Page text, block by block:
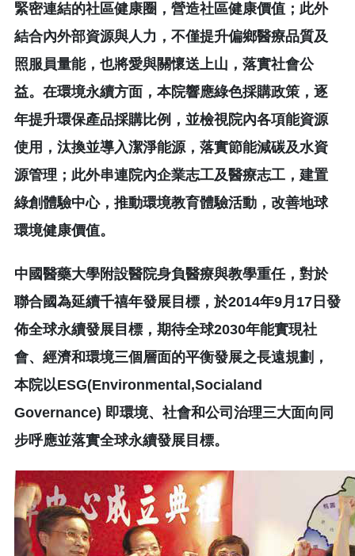
緊密連結的社區健康圈，營造社區健康價值；此外
結合內外部資源與人力，不僅提升偏鄉醫療品質及
照服員量能，也將愛與關懷送上山，落實社會公
益。在環境永續方面，本院響應綠色採購政策，逐
年提升環保產品採購比例，並檢視院內各項能資源
使用，汰換並導入潔淨能源，落實節能減碳及水資
源管理；此外串連院內企業志工及醫療志工，建置
綠創體驗中心，推動環境教育體驗活動，改善地球
環境健康價值。
中國醫藥大學附設醫院身負醫療與教學重任，對於
聯合國為延續千禧年發展目標，於2014年9月17日發
佈全球永續發展目標，期待全球2030年能實現社
會、經濟和環境三個層面的平衡發展之長遠規劃，
本院以ESG(Environmental,Socialand
Governance) 即環境、社會和公司治理三大面向同
步呼應並落實全球永續發展目標。